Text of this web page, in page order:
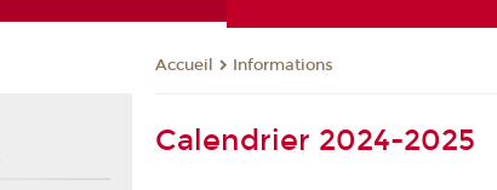
Accueil Informations
Calendrier 2024-2025